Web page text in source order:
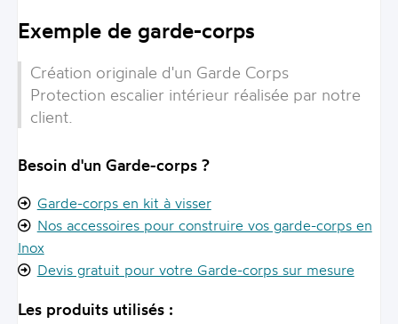
Exemple de garde-corps
Création originale d'un Garde Corps
Protection escalier intérieur réalisée par notre
client.
Besoin d'un Garde-corps ?
Garde-corps en kit à visser
Nos accessoires pour construire vos garde-corps en
Inox
Devis gratuit pour votre Garde-corps sur mesure
Les produits utilisés :